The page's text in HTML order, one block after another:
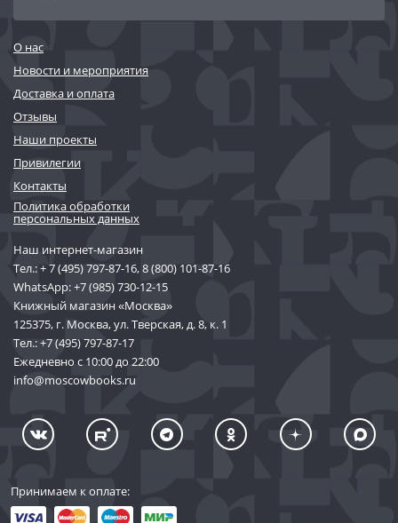
О нас
Новости и мероприятия
Доставка и оплата
Отзывы
Наши проекты
Привилегии
Контакты
Политика обработки
персональных данных
Наш интернет-магазин
Тел.:+ 7 (495) 797-87-16,8 (800) 101-87-16
WhatsApp:+7 (985) 730-12-15
Книжный магазин «Москва»
125375, г. Москва, ул. Тверская, д. 8, к. 1
Тел.:+7 (495) 797-87-17
Ежедневно с 10:00 до 22:00
info@moscowbooks.ru
Принимаем к оплате: